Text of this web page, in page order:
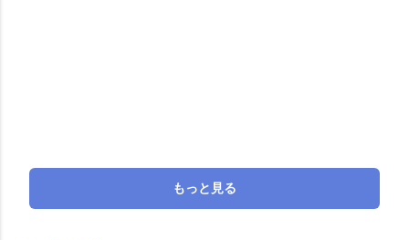
もっと見る